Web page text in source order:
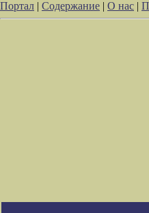
Портал | Содержание | О нас |